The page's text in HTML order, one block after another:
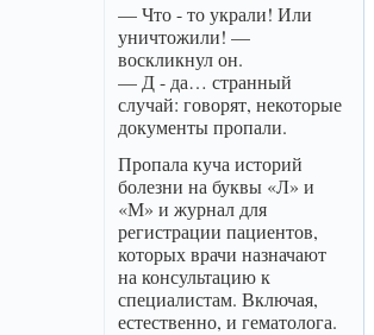
— Что - то украли! Или
уничтожили! —
воскликнул он.
— Д - да… странный
случай: говорят, некоторые
документы пропали.
Пропала куча историй
болезни на буквы «Л» и
«М» и журнал для
регистрации пациентов,
которых врачи назначают
на консультацию к
специалистам. Включая,
естественно, и гематолога.